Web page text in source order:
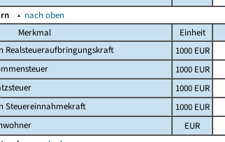
▴ nach oben
Merkmal
Einheit
Realsteueraufbringungskraft
1000 EUR
1000 EUR
1000 EUR
Steuereinnahmekraft
1000 EUR
EUR